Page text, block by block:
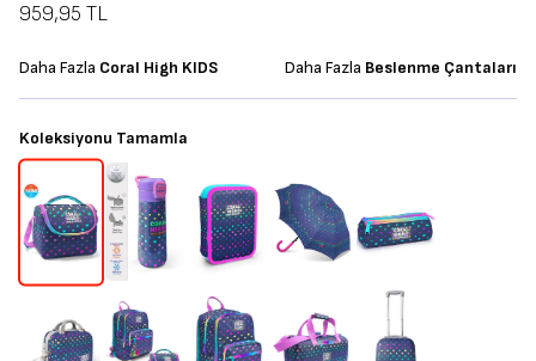
959,95 TL
Daha Fazla Coral High KIDS Daha Fazla Beslenme Çantaları
Koleksiyonu Tamamla